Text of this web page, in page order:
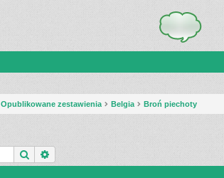
Opublikowane zestawienia Belgia Broń piechoty
Szukaj